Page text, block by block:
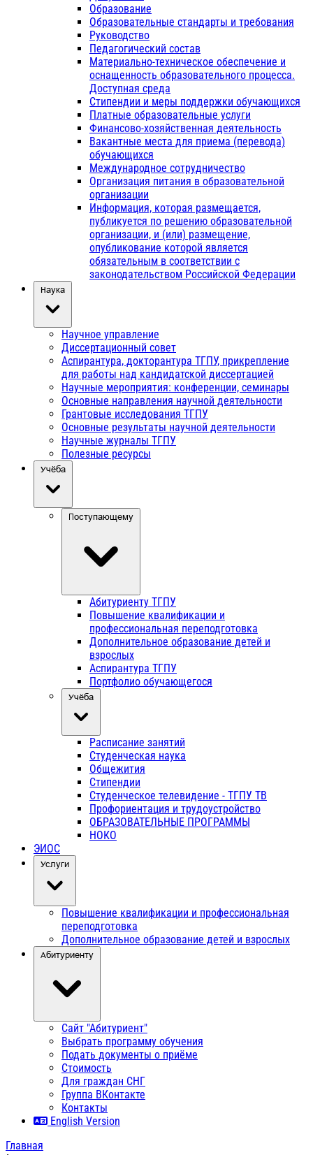
Образование
Образовательные стандарты и требования
Руководство
Педагогический состав
Материально-техническое обеспечение и
оснащенность образовательного процесса.
Доступная среда
Стипендии и меры поддержки обучающихся
Платные образовательные услуги
Финансово-хозяйственная деятельность
Вакантные места для приема (перевода)
обучающихся
Международное сотрудничество
Организация питания в образовательной
организации
Информация, которая размещается,
публикуется по решению образовательной
организации, и (или) размещение,
опубликование которой является
обязательным в соответствии с
законодательством Российской Федерации
Наука
Научное управление
Диссертационный совет
Аспирантура, докторантура ТГПУ, прикрепление
для работы над кандидатской диссертацией
Научные мероприятия: конференции, семинары
Основные направления научной деятельности
Грантовые исследования ТГПУ
Основные результаты научной деятельности
Научные журналы ТГПУ
Полезные ресурсы
Учёба
Поступающему
Абитуриенту ТГПУ
Повышение квалификации и
профессиональная переподготовка
Дополнительное образование детей и
взрослых
Аспирантура ТГПУ
Портфолио обучающегося
Учёба
Расписание занятий
Студенческая наука
Общежития
Стипендии
Студенческое телевидение - ТГПУ ТВ
Профориентация и трудоустройство
ОБРАЗОВАТЕЛЬНЫЕ ПРОГРАММЫ
НОКО
ЭИОС
Услуги
Повышение квалификации и профессиональная
переподготовка
Дополнительное образование детей и взрослых
Абитуриенту
Сайт "Абитуриент"
Выбрать программу обучения
Подать документы о приёме
Стоимость
Для граждан СНГ
Группа ВКонтакте
Контакты
English Version
Главная